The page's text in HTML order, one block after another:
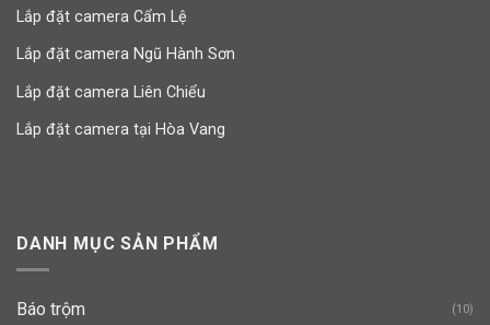
Lắp đặt camera Cẩm Lệ
Lắp đặt camera Ngũ Hành Sơn
Lắp đặt camera Liên Chiểu
Lắp đặt camera tại Hòa Vang
DANH MỤC SẢN PHẨM
Báo trộm (10)